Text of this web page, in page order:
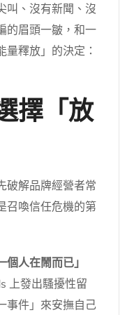
叫、沒有新聞、沒
的眉頭一皺，和一
釋放」的決定：
擇「放
破解品牌經營者常
召喚信任危機的第
人在鬧而已」
上發出騷擾性留
事件」來安撫自己